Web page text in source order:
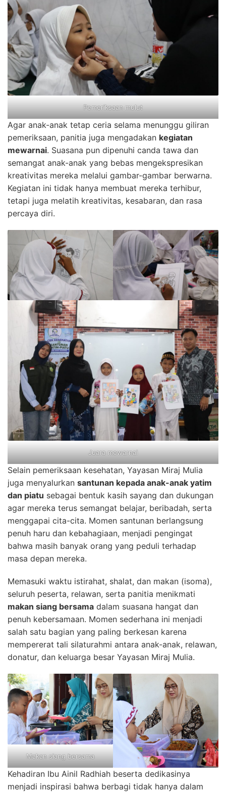
Pemeriksaan mulut
Agar anak-anak tetap ceria selama menunggu giliran
pemeriksaan, panitia juga mengadakan kegiatan
mewarnai. Suasana pun dipenuhi canda tawa dan
semangat anak-anak yang bebas mengekspresikan
kreativitas mereka melalui gambar-gambar berwarna.
Kegiatan ini tidak hanya membuat mereka terhibur,
tetapi juga melatih kreativitas, kesabaran, dan rasa
percaya diri.
Juara mewarnai
Selain pemeriksaan kesehatan, Yayasan Miraj Mulia
juga menyalurkan santunan kepada anak-anak yatim
dan piatu sebagai bentuk kasih sayang dan dukungan
agar mereka terus semangat belajar, beribadah, serta
menggapai cita-cita. Momen santunan berlangsung
penuh haru dan kebahagiaan, menjadi pengingat
bahwa masih banyak orang yang peduli terhadap
masa depan mereka.
Memasuki waktu istirahat, shalat, dan makan (isoma),
seluruh peserta, relawan, serta panitia menikmati
makan siang bersama dalam suasana hangat dan
penuh kebersamaan. Momen sederhana ini menjadi
salah satu bagian yang paling berkesan karena
mempererat tali silaturahmi antara anak-anak, relawan,
donatur, dan keluarga besar Yayasan Miraj Mulia.
Makan siang bersama
Kehadiran Ibu Ainil Radhiah beserta dedikasinya
menjadi inspirasi bahwa berbagi tidak hanya dalam